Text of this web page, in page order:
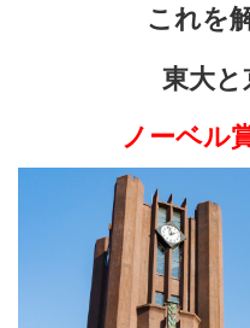
これを
東大と
ノーベル